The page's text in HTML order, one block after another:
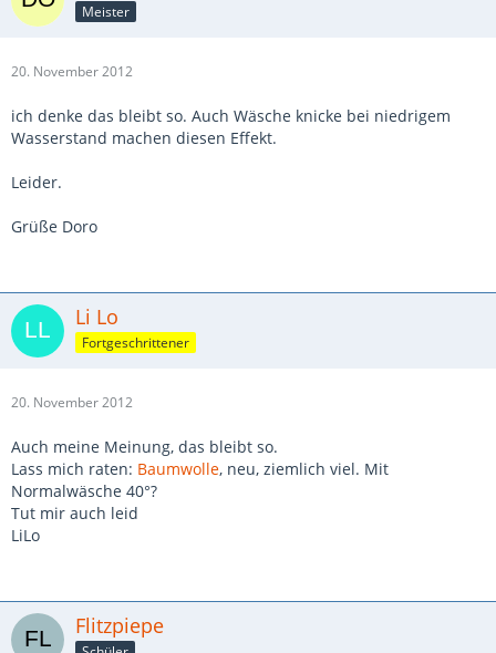
Meister
20. November 2012
ich denke das bleibt so. Auch Wäsche knicke bei niedrigem
Wasserstand machen diesen Effekt.
Leider.
Grüße Doro
Li Lo
Fortgeschrittener
20. November 2012
Auch meine Meinung, das bleibt so.
Lass mich raten: Baumwolle, neu, ziemlich viel. Mit
Normalwäsche 40°?
Tut mir auch leid
LiLo
Flitzpiepe